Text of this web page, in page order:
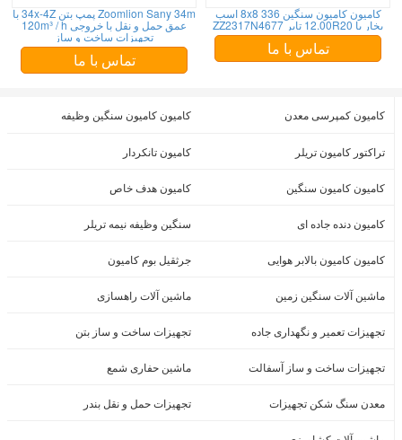
Zoomlion Sany 34m پمپ بتن 34x-4Z با
عمق حمل و نقل با خروجی 120m³ / h
تجهیزات ساخت و ساز
تماس با ما
کامیون کامیون سنگین 8x8 336 اسب
بخار با 12.00R20 تایر ZZ2317N4677
تماس با ما
کامیون کمپرسی معدن کامیون کامیون سنگین وظیفه
تراکتور کامیون تریلر کامیون تانکردار
کامیون کامیون سنگین کامیون هدف خاص
کامیون دنده جاده ای سنگین وظیفه نیمه تریلر
کامیون کامیون بالابر هوایی جرثقیل بوم کامیون
ماشین آلات سنگین زمین ماشین آلات راهسازی
تجهیزات تعمیر و نگهداری جاده تجهیزات ساخت و ساز بتن
تجهیزات ساخت و ساز آسفالت ماشین حفاری شمع
معدن سنگ شکن تجهیزات تجهیزات حمل و نقل بندر